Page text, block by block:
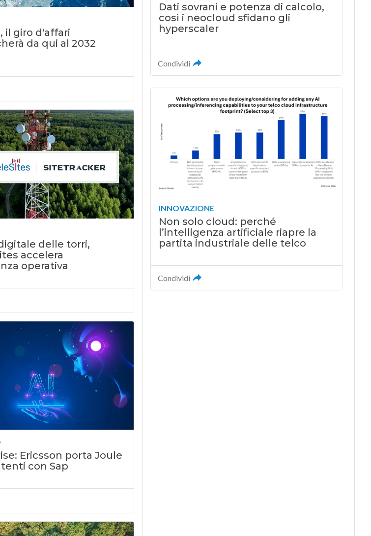
il giro d'affari
da qui al 2032
delle torri,
accelera
operativa
Ericsson porta Joule
con Sap
Dati sovrani e potenza di calcolo,
così i neocloud sfidano gli
hyperscaler
Condividi
INNOVAZIONE
Non solo cloud: perché
l’intelligenza artificiale riapre la
partita industriale delle telco
Condividi